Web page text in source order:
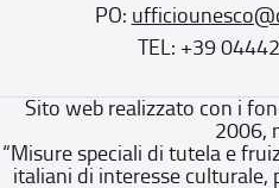
PO:
TEL: +39
Sito web realizzato con i
2006,
“Misure speciali di tutela e
italiani di interesse culturale,